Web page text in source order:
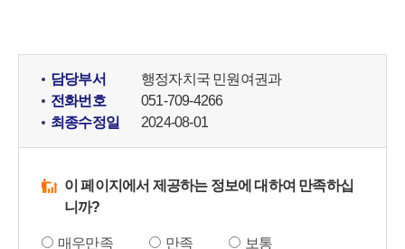
담당부서
행정자치국 민원여권과
전화번호
051-709-4266
최종수정일
2024-08-01
이 페이지에서 제공하는 정보에 대하여 만족하십
니까?
매우만족 만족
보통